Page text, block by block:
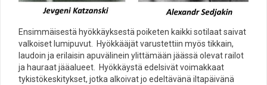
Ensimmäisestä hyökkäyksestä poiketen kaikki sotilaat saivat
valkoiset lumipuvut. Hyökkääjät varustettiin myös tikkain,
laudoin ja erilaisin apuvälinein ylittämään jäässä olevat railot
ja hauraat jääalueet. Hyökkäystä edelsivät voimakkaat
tykistökeskitykset, jotka alkoivat jo edeltävänä iltapäivänä